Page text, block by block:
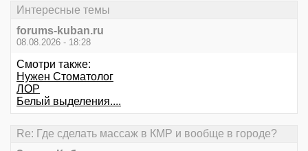
Интересные темы
forums-kuban.ru
08.08.2026 - 18:28
Смотри также:
Нужен Стоматолог
ЛОР
Белый выделения....
Re: Где сделать массаж в КМР и вообще в городе?